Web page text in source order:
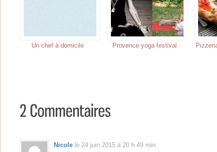
Un chef à domicile Provence yoga festival
Nicole le 24 juin 2015 à 20 h 49 min.